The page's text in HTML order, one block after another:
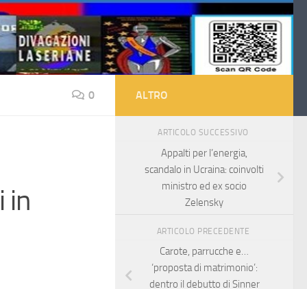
0
in
ALTRO
ARTICOLO SUCCESSIVO
Appalti per l’energia,
scandalo in Ucraina: coinvolti
ministro ed ex socio
Zelensky
ARTICOLO PRECEDENTE
Carote, parrucche e…
‘proposta di matrimonio’:
dentro il debutto di Sinner